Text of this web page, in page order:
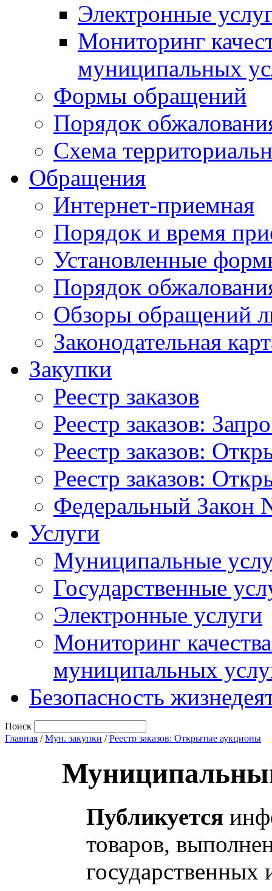
Электронные
Мониторинг
муниципальных
Формы обращений
Порядок
Схема
Обращения
Интернет-приемная
Порядок и время
Установленные
Порядок
Обзоры обращений
Законодательная
Закупки
Реестр заказов
Реестр заказов:
Реестр заказов:
Реестр заказов:
Федеральный Закон
Услуги
Муниципальные
Государственные
Электронные услуги
Мониторинг
муниципальных
Безопасность
Поиск
Главная /Мун. закупки /Реестр заказов: Открытые аукционы
Публикуется
товаров,